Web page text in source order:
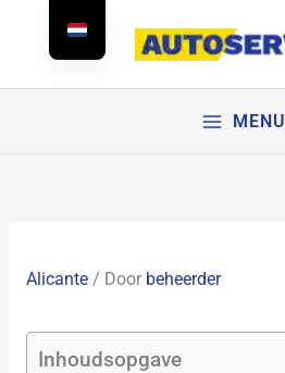
MENU
Alicante/ Door beheerder
Inhoudsopgave